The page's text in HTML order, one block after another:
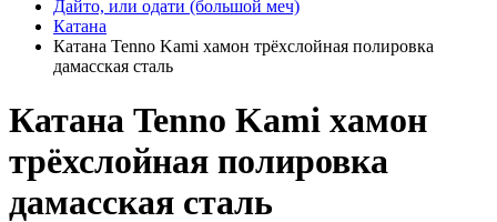
Дайто, или одати (большой меч)
Катана
Катана Tenno Kami хамон трёхслойная полировка
дамасская сталь
Катана Tenno Kami хамон
трёхслойная полировка
дамасская сталь